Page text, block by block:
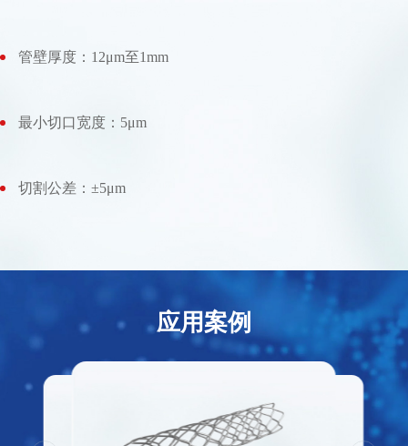
管壁厚度：12μm至1mm
最小切口宽度：5μm
切割公差：±5μm
应用案例